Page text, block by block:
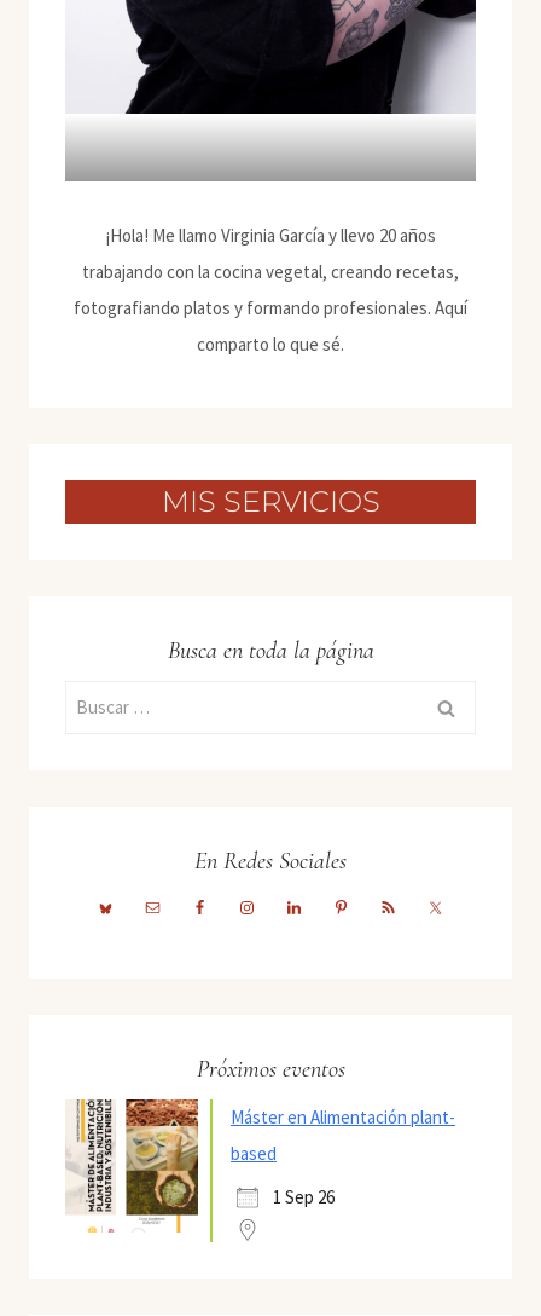
¡Hola! Me llamo Virginia García y llevo 20 años
trabajando con la cocina vegetal, creando recetas,
fotografiando platos y formando profesionales. Aquí
comparto lo que sé.
MIS SERVICIOS
Busca en toda la página
Buscar:
En Redes Sociales
Próximos eventos
Máster en Alimentación plant-
based
1 Sep 26